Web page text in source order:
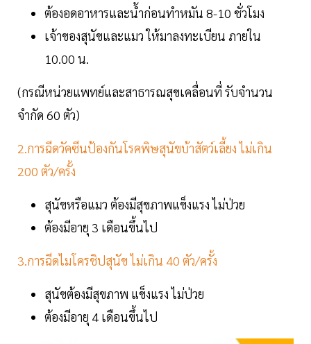
ต้องอดอาหารและน้ำก่อนทำหมัน 8-10 ชั่วโมง
เจ้าของสุนัขและแมว ให้มาลงทะเบียน ภายใน
10.00 น.
(กรณีหน่วยแพทย์และสาธารณสุขเคลื่อนที่ รับจำนวน
จำกัด 60 ตัว)
2.การฉีดวัคซีนป้องกันโรคพิษสุนัขบ้าสัตว์เลี้ยง ไม่เกิน
200 ตัว/ครั้ง
สุนัขหรือแมว ต้องมีสุขภาพแข็งแรง ไม่ป่วย
ต้องมีอายุ 3 เดือนขึ้นไป
3.การฉีดไมโครชิปสุนัข ไม่เกิน 40 ตัว/ครั้ง
สุนัขต้องมีสุขภาพ แข็งแรง ไม่ป่วย
ต้องมีอายุ 4 เดือนขึ้นไป